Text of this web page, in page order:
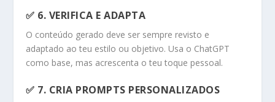
✅ 6. VERIFICA E ADAPTA
O conteúdo gerado deve ser sempre revisto e
adaptado ao teu estilo ou objetivo. Usa o ChatGPT
como base, mas acrescenta o teu toque pessoal.
✅ 7. CRIA PROMPTS PERSONALIZADOS